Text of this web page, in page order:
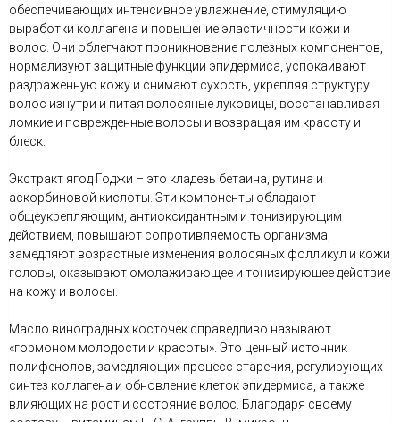
обеспечивающих интенсивное увлажнение, стимуляцию
выработки коллагена и повышение эластичности кожи и
волос. Они облегчают проникновение полезных компонентов,
нормализуют защитные функции эпидермиса, успокаивают
раздраженную кожу и снимают сухость, укрепляя структуру
волос изнутри и питая волосяные луковицы, восстанавливая
ломкие и поврежденные волосы и возвращая им красоту и
блеск.
Экстракт ягод Годжи – это кладезь бетаина, рутина и
аскорбиновой кислоты. Эти компоненты обладают
общеукрепляющим, антиоксидантным и тонизирующим
действием, повышают сопротивляемость организма,
замедляют возрастные изменения волосяных фолликул и кожи
головы, оказывают омолаживающее и тонизирующее действие
на кожу и волосы.
Масло виноградных косточек справедливо называют
«гормоном молодости и красоты». Это ценный источник
полифенолов, замедляющих процесс старения, регулирующих
синтез коллагена и обновление клеток эпидермиса, а также
влияющих на рост и состояние волос. Благодаря своему